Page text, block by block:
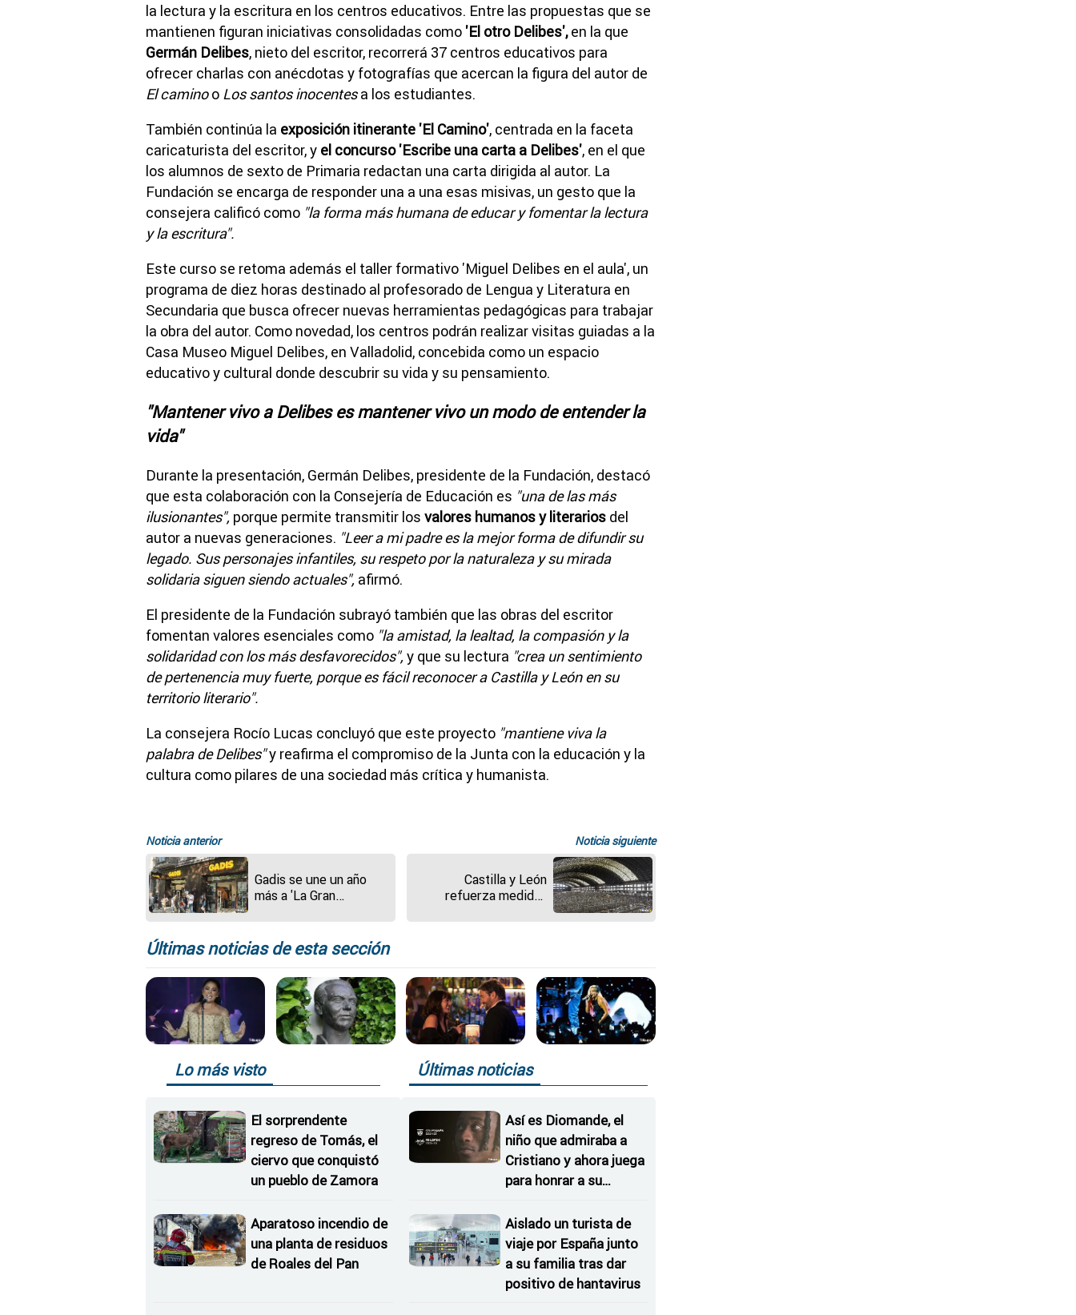
la lectura y la escritura en los centros educativos. Entre las propuestas que se
mantienen figuran iniciativas consolidadas como 'El otro Delibes',en la que
Germán Delibes, nieto del escritor, recorrerá 37 centros educativos para
ofrecer charlas con anécdotas y fotografías que acercan la figura del autor de
El caminoo Los santos inocentesa los estudiantes.
También continúa la exposición itinerante 'El Camino', centrada en la faceta
caricaturista del escritor, y el concurso 'Escribe una carta a Delibes', en el que
los alumnos de sexto de Primaria redactan una carta dirigida al autor. La
Fundación se encarga de responder una a una esas misivas, un gesto que la
consejera calificó como "la forma más humana de educar y fomentar la lectura
y la escritura".
Este curso se retoma además el taller formativo 'Miguel Delibes en el aula', un
programa de diez horas destinado al profesorado de Lengua y Literatura en
Secundaria que busca ofrecer nuevas herramientas pedagógicas para trabajar
la obra del autor. Como novedad, los centros podrán realizar visitas guiadas a la
Casa Museo Miguel Delibes, en Valladolid, concebida como un espacio
educativo y cultural donde descubrir su vida y su pensamiento.
"Mantener vivo a Delibes es mantener vivo un modo de entender la
vida"
Durante la presentación, Germán Delibes, presidente de la Fundación, destacó
que esta colaboración con la Consejería de Educación es "una de las más
ilusionantes", porque permite transmitir los valores humanos y literarios del
autor a nuevas generaciones. "Leer a mi padre es la mejor forma de difundir su
legado. Sus personajes infantiles, su respeto por la naturaleza y su mirada
solidaria siguen siendo actuales", afirmó.
El presidente de la Fundación subrayó también que las obras del escritor
fomentan valores esenciales como "la amistad, la lealtad, la compasión y la
solidaridad con los más desfavorecidos", y que su lectura "crea un sentimiento
de pertenencia muy fuerte, porque es fácil reconocer a Castilla y León en su
territorio literario".
La consejera Rocío Lucas concluyó que este proyecto "mantiene viva la
palabra de Delibes"y reafirma el compromiso de la Junta con la educación y la
cultura como pilares de una sociedad más crítica y humanista.
Noticia anterior
Gadis se une un año
más a 'La Gran
alimentos
Noticia siguiente
Castilla y León
refuerza medidas
Últimas noticias de esta sección
Lo más visto
El sorprendente
regreso de Tomás, el
ciervo que conquistó
un pueblo de Zamora
Aparatoso incendio de
una planta de residuos
de Roales del Pan
Últimas noticias
Así es Diomande, el
niño que admiraba a
Cristiano y ahora juega
para honrar a su
Aislado un turista de
viaje por España junto
a su familia tras dar
positivo de hantavirus